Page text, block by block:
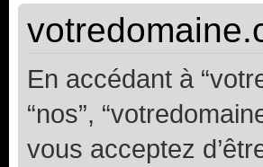
En accédant à
“nos”,
vous acceptez